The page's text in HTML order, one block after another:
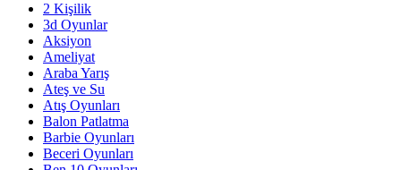
2 Kişilik
3d Oyunlar
Aksiyon
Ameliyat
Araba Yarış
Ateş ve Su
Atış Oyunları
Balon Patlatma
Barbie Oyunları
Beceri Oyunları